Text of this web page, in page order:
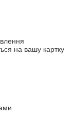
на вашу картку